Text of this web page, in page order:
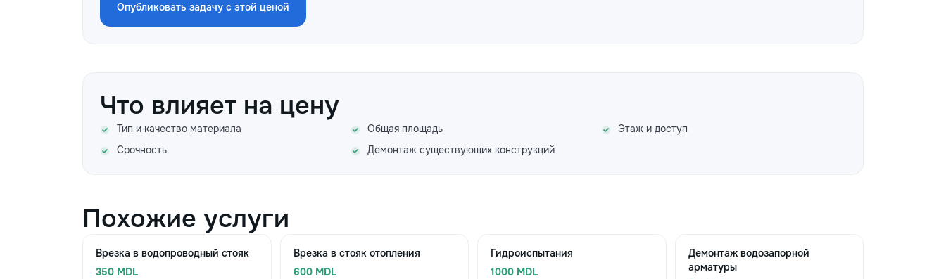
Опубликовать задачу с этой ценой
Что влияет на цену
Тип и качество материала Общая площадь
Этаж и доступ
Срочность
Демонтаж существующих конструкций
Похожие услуги
Врезка в водопроводный стояк
350 MDL
Врезка в стояк отопления
600 MDL
Гидроиспытания
1000 MDL
Демонтаж водозапорной
арматуры